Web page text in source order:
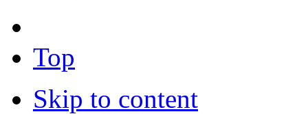
Top
Skip to content